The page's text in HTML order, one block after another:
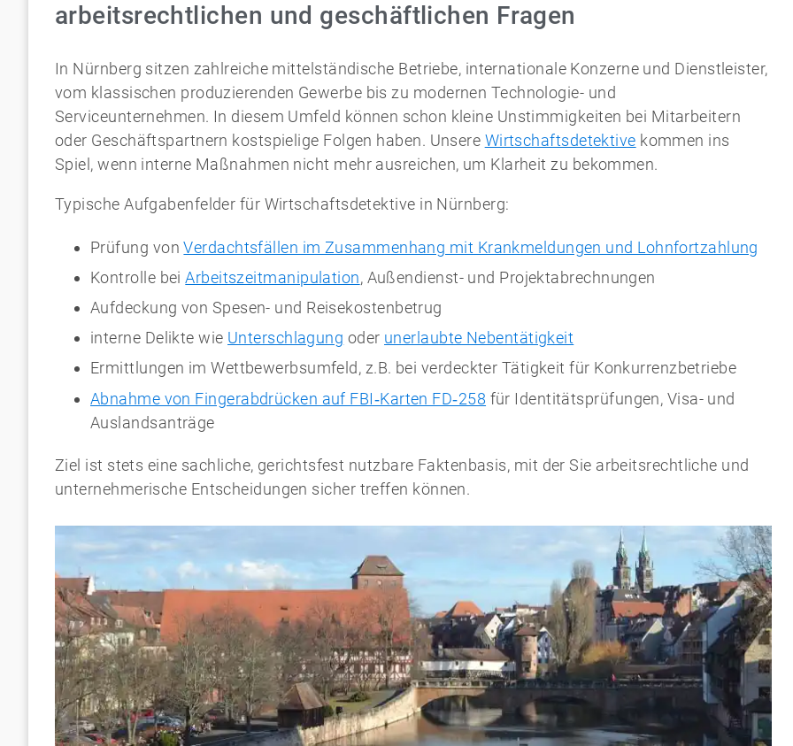
arbeitsrechtlichen und geschäftlichen Fragen
In Nürnberg sitzen zahlreiche mittelständische Betriebe, internationale Konzerne und Dienstleister,
vom klassischen produzierenden Gewerbe bis zu modernen Technologie- und
Serviceunternehmen. In diesem Umfeld können schon kleine Unstimmigkeiten bei Mitarbeitern
oder Geschäftspartnern kostspielige Folgen haben. Unsere Wirtschaftsdetektive kommen ins
Spiel, wenn interne Maßnahmen nicht mehr ausreichen, um Klarheit zu bekommen.
Typische Aufgabenfelder für Wirtschaftsdetektive in Nürnberg:
Prüfung vonVerdachtsfällen im Zusammenhang mit Krankmeldungen und Lohnfortzahlung
Kontrolle beiArbeitszeitmanipulation, Außendienst- und Projektabrechnungen
Aufdeckung von Spesen- und Reisekostenbetrug
interne Delikte wie Unterschlagung oder unerlaubte Nebentätigkeit
Ermittlungen im Wettbewerbsumfeld, z.B. bei verdeckter Tätigkeit für Konkurrenzbetriebe
Abnahme von Fingerabdrücken auf FBI‑Karten FD‑258 für Identitätsprüfungen, Visa- und
Auslandsanträge
Ziel ist stets eine sachliche, gerichtsfest nutzbare Faktenbasis, mit der Sie arbeitsrechtliche und
unternehmerische Entscheidungen sicher treffen können.